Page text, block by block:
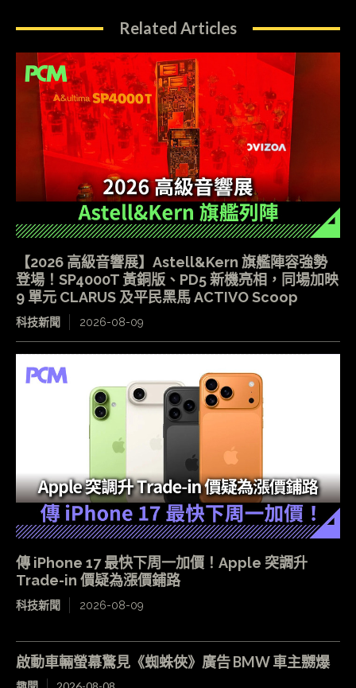
Related Articles
【2026 高級音響展】Astell&Kern 旗艦陣容強勢
登場！SP4000T 黃銅版、PD5 新機亮相，同場加映
9 單元 CLARUS 及平民黑馬 ACTIVO Scoop
科技新聞 2026-08-09
傳 iPhone 17 最快下周一加價！Apple 突調升
Trade-in 價疑為漲價鋪路
科技新聞 2026-08-09
啟動車輛螢幕驚見《蜘蛛俠》廣告 BMW 車主嬲爆